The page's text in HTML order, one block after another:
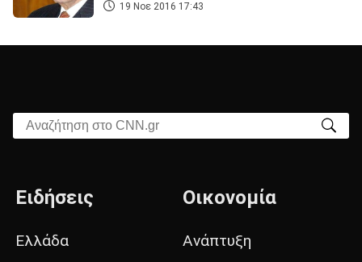
19 Νοε 2016 17:43
Αναζήτηση στο CNN.gr
Ειδήσεις
Ελλάδα
Οικονομία
Ανάπτυξη